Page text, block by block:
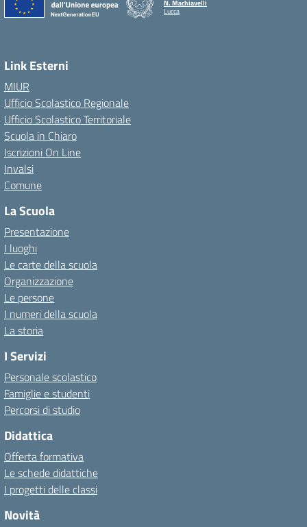
N. Machiavelli
Lucca
Link Esterni
MIUR
Ufficio Scolastico Regionale
Ufficio Scolastico Territoriale
Scuola in Chiaro
Iscrizioni On Line
Invalsi
Comune
La Scuola
Presentazione
I luoghi
Le carte della scuola
Organizzazione
Le persone
I numeri della scuola
La storia
I Servizi
Personale scolastico
Famiglie e studenti
Percorsi di studio
Didattica
Offerta formativa
Le schede didattiche
I progetti delle classi
Novità